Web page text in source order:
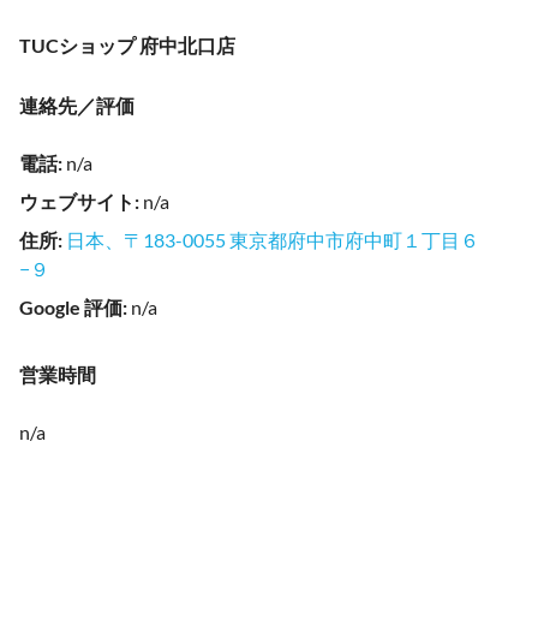
TUCショップ 府中北口店
連絡先／評価
電話: n/a
ウェブサイト : n/a
住所: 日本、〒183-0055 東京都府中市府中町１丁目６
−９
Google 評価: n/a
営業時間
n/a